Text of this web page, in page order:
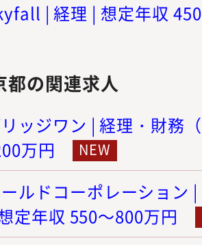
| 経理 | 想定年収
都の関連求人
ッジワン | 経理・財務
万円
ルドコーポレーション
定年収 550～800万円